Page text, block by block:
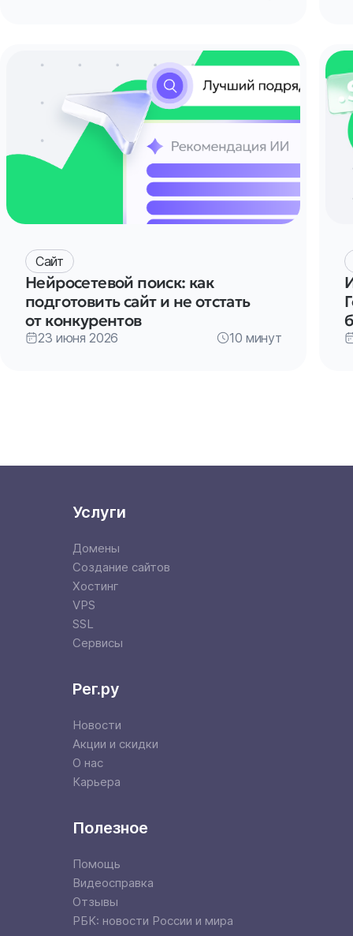
Сайт
Нейросетевой поиск: как
подготовить сайт и не отстать
от конкурентов
23 июня 2026 10 минут
Услуги
Домены
Создание сайтов
Хостинг
VPS
SSL
Сервисы
Рег.ру
Новости
Акции и скидки
О нас
Карьера
Полезное
Помощь
Видеосправка
Отзывы
РБК: новости России и мира